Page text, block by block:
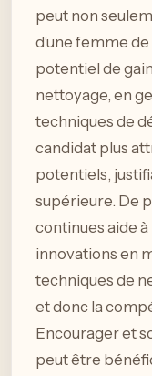
peut non
d’une femme
potentiel de
nettoyage, en
techniques de
candidat plus
potentiels,
supérieure. De
continues aide
innovations en
techniques de
et donc la
Encourager et
peut être